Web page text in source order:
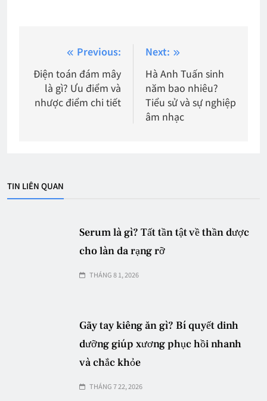
hướng
bài
Previous:
Điện toán đám mây
là gì? Ưu điểm và
nhược điểm chi tiết
Next:
Hà Anh Tuấn sinh
năm bao nhiêu?
Tiểu sử và sự nghiệp
âm nhạc
TIN LIÊN QUAN
Serum là gì? Tất tần tật về thần dược
cho làn da rạng rỡ
THÁNG 8 1, 2026
Gãy tay kiêng ăn gì? Bí quyết dinh
dưỡng giúp xương phục hồi nhanh
và chắc khỏe
THÁNG 7 22, 2026